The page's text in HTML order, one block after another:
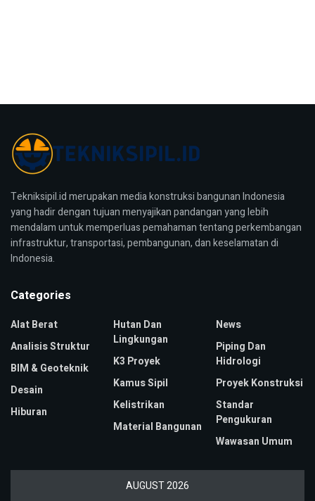
Tekniksipil.id merupakan media konstruksi bangunan Indonesia
yang hadir dengan tujuan menyajikan pandangan yang lebih
mendalam untuk memperluas pemahaman tentang perkembangan
infrastruktur, transportasi, pembangunan, dan keselamatan di
Indonesia.
Categories
Alat Berat
Analisis Struktur
BIM & Geoteknik
Desain
Hiburan
Hutan Dan
Lingkungan
K3 Proyek
Kamus Sipil
Kelistrikan
Material Bangunan
News
Piping Dan
Hidrologi
Proyek Konstruksi
Standar
Pengukuran
Wawasan Umum
AUGUST 2026